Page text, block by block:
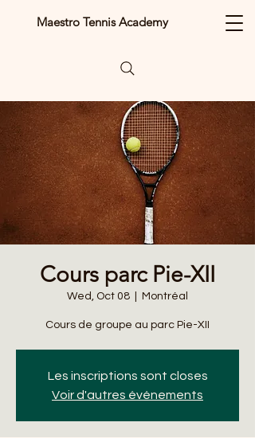
Maestro Tennis Academy
Cours parc Pie-XII
Wed, Oct 08 Montréal
Cours de groupe au parc Pie-XII
Les inscriptions sont closes
Voir d'autres événements